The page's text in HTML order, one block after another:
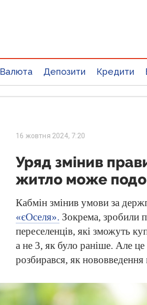
Валюта Депозити Кредити
16 жовтня 2024, 7:20
Уряд змінив
житло може
Кабмін змінив умови за
«єОселя». Зокрема, зробили
переселенців, які зможуть
а не 3, як було раніше. Але
розбирався, як